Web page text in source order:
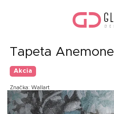
Tapeta Anemone
Akcia
Značka: Wallart